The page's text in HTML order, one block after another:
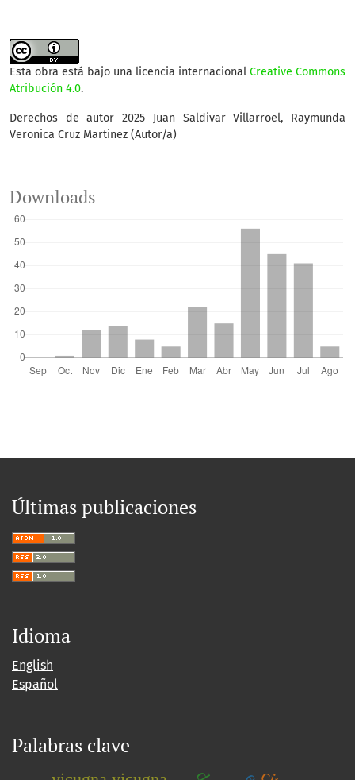
Esta obra está bajo una licencia internacional Creative Commons
Atribución 4.0.
Derechos de autor 2025 Juan Saldivar Villarroel, Raymunda
Veronica Cruz Martinez (Autor/a)
Downloads
Últimas publicaciones
Idioma
English
Español
Palabras clave